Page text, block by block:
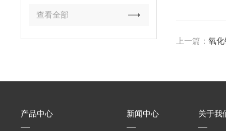
查看全部
上一篇：氧化
产品中心 新闻中心 关于我